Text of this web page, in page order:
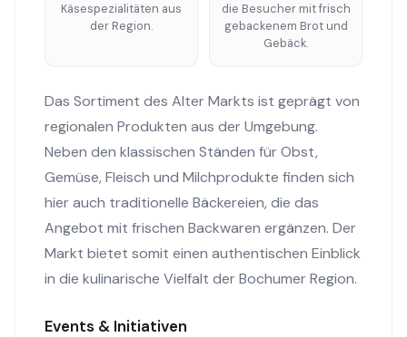
Käsespezialitäten aus
der Region.
die Besucher mit frisch
gebackenem Brot und
Gebäck.
Das Sortiment des Alter Markts ist geprägt von
regionalen Produkten aus der Umgebung.
Neben den klassischen Ständen für Obst,
Gemüse, Fleisch und Milchprodukte finden sich
hier auch traditionelle Bäckereien, die das
Angebot mit frischen Backwaren ergänzen. Der
Markt bietet somit einen authentischen Einblick
in die kulinarische Vielfalt der Bochumer Region.
Events & Initiativen